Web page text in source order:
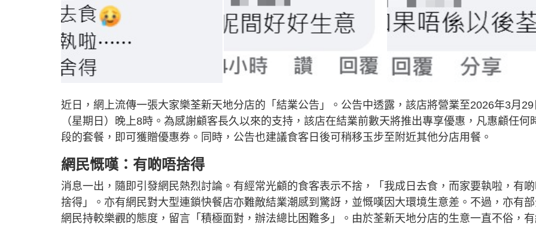
近日，網上流傳一張大家樂荃新天地分店的「結業公告」。公告中透露，該店將營業至2026年3月29
（星期日）晚上8時。為感謝顧客長久以來的支持，該店在結業前數天將推出專享優惠，凡惠顧任何
段的套餐，即可獲贈優惠券。同時，公告也建議食客日後可稍移玉步至附近其他分店用餐。
網民慨嘆：有啲唔捨得
消息一出，隨即引發網民熱烈討論。有經常光顧的食客表示不捨，「我成日去食，而家要執啦，有
捨得」。亦有網民對大型連鎖快餐店亦難敵結業潮感到驚訝，並慨嘆因大環境生意差。不過，亦有
網民持較樂觀的態度，留言「積極面對，辦法總比困難多」。由於荃新天地分店的生意一直不俗，